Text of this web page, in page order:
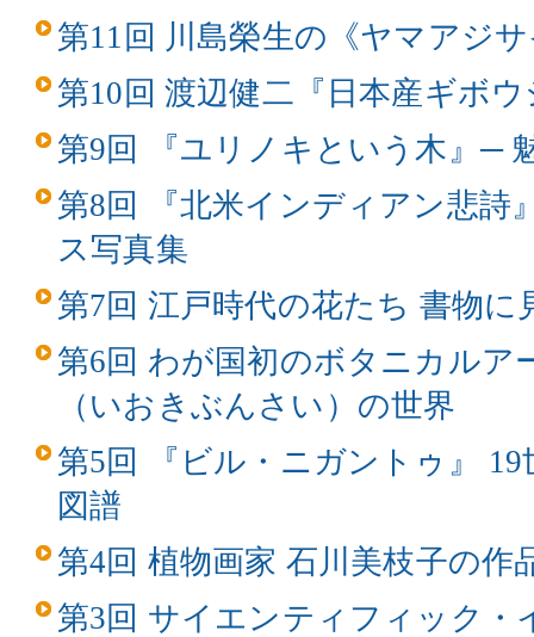
第11回 川島榮生の《ヤマアジ
第10回 渡辺健二『日本産ギボ
第9回 『ユリノキという木』─
第8回 『北米インディアン悲詩
ス写真集
第7回 江戸時代の花たち 書物に
第6回 わが国初のボタニカルア
（いおきぶんさい）の世界
第5回 『ビル・ニガントゥ』
図譜
第4回 植物画家 石川美枝子の作
第3回 サイエンティフィック・